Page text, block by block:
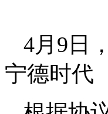
4月9日
宁德时代